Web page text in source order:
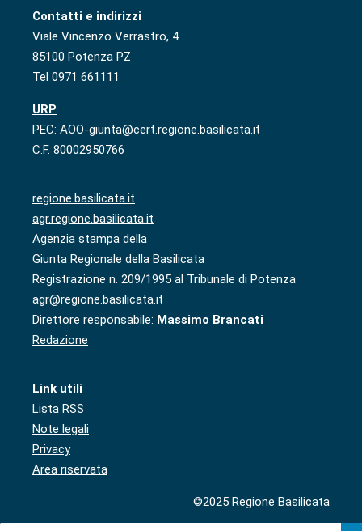
Contatti e indirizzi
Viale Vincenzo Verrastro, 4
85100 Potenza PZ
Tel 0971 661111
URP
PEC: AOO-giunta@cert.regione.basilicata.it
C.F. 80002950766
regione.basilicata.it
agr.regione.basilicata.it
Agenzia stampa della
Giunta Regionale della Basilicata
Registrazione n. 209/1995 al Tribunale di Potenza
agr@regione.basilicata.it
Direttore responsabile: Massimo Brancati
Redazione
Link utili
Lista RSS
Note legali
Privacy
Area riservata
©2025 Regione Basilicata